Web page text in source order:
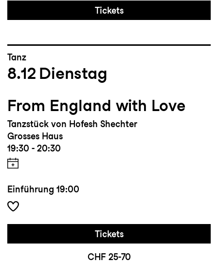
Tickets
Tanz
8.12 Dienstag
From England with Love
Tanzstück von Hofesh Shechter
Grosses Haus
19:30 - 20:30
Einführung 19:00
Tickets
CHF 25-70